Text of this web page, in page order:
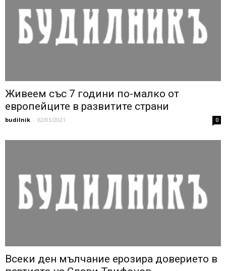
Живеем със 7 години по-малко от
европейците в развитите страни
budilnik - 02/03/2021 0
Всеки ден мълчание ерозира доверието в